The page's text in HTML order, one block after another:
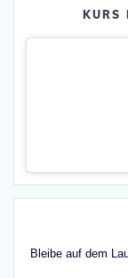
KURS
Bleibe auf dem